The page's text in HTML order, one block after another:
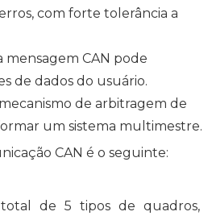
com forte tolerância a
CAN pode
de dados do usuário.
de arbitragem de
um sistema multimestre.
CAN é o seguinte:
de 5 tipos de quadros,